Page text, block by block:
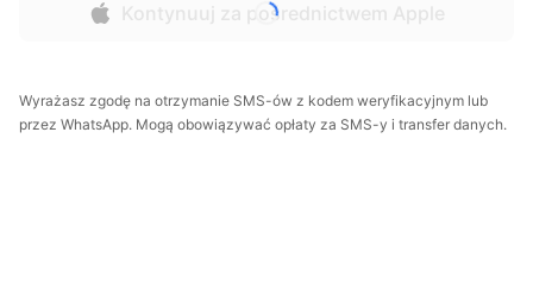
Kontynuuj za pośrednictwem Apple
Wyrażasz zgodę na otrzymanie SMS-ów z kodem weryfikacyjnym lub
przez WhatsApp. Mogą obowiązywać opłaty za SMS-y i transfer danych.